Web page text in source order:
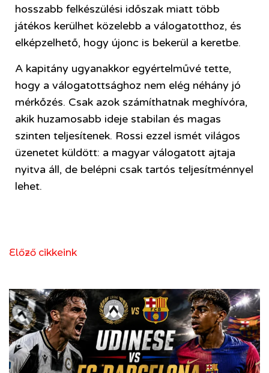
Előző cikkeink
hosszabb felkészülési időszak miatt több
játékos kerülhet közelebb a válogatotthoz, és
elképzelhető, hogy újonc is bekerül a keretbe.
A kapitány ugyanakkor egyértelművé tette,
hogy a válogatottsághoz nem elég néhány jó
mérkőzés. Csak azok számíthatnak meghívóra,
akik huzamosabb ideje stabilan és magas
szinten teljesítenek. Rossi ezzel ismét világos
üzenetet küldött: a magyar válogatott ajtaja
nyitva áll, de belépni csak tartós teljesítménnyel
lehet.